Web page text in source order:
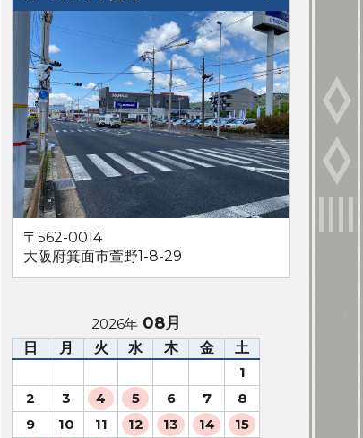
〒562-0014
大阪府箕面市萱野1-8-29
2026年 08月
日 月 火 水 木 金 土
1
2
3 4 5 6 7
8
9
10 11 12 13 14
15